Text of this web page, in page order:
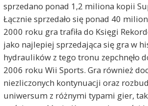
sprzedano ponad 1,2 miliona kopii
Łącznie sprzedało się ponad 40
2000 roku gra trafiła do Księgi
jako najlepiej sprzedająca się gra w
hydraulików z tego tronu zepchnęło
2006 roku Wii Sports. Gra również
niezliczonych kontynuacji oraz
uniwersum z różnymi typami gier,